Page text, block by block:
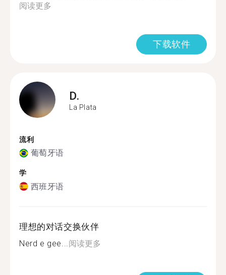
阅读更多
下载软件
D.
La Plata
流利
葡萄牙语
学
西班牙语
理想的对话交换伙伴
Nerd e gee... 阅读更多